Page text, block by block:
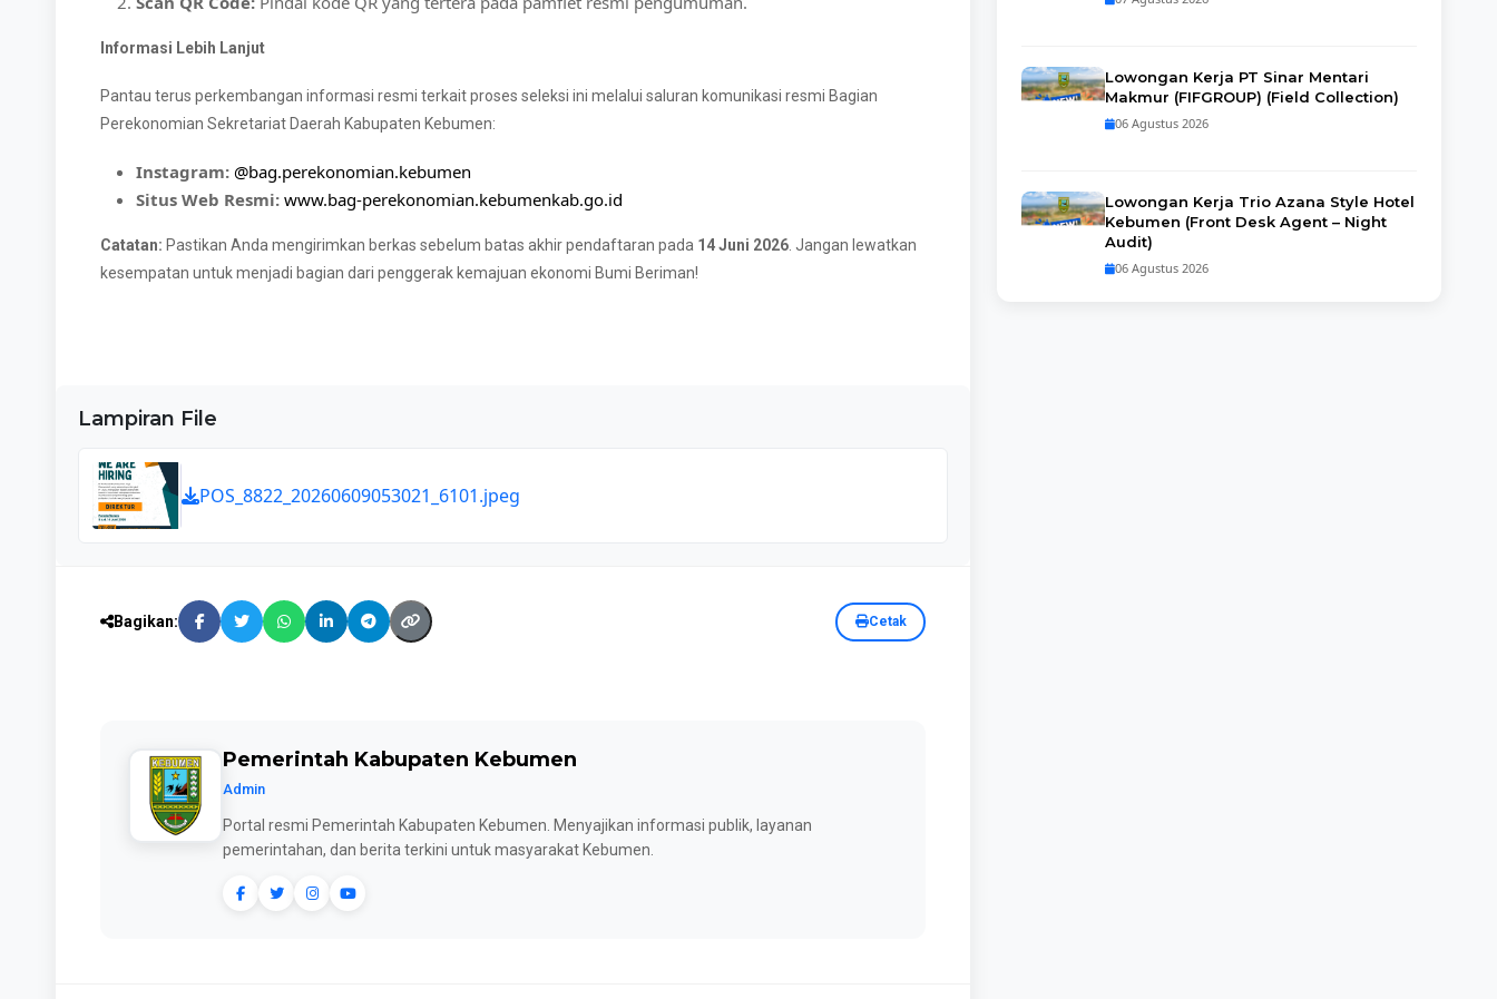
Informasi Lebih Lanjut
Pantau terus perkembangan informasi resmi terkait proses seleksi ini melalui saluran komunikasi resmi Bagian
Perekonomian Sekretariat Daerah Kabupaten Kebumen:
Instagram: @bag.perekonomian.kebumen
Situs Web Resmi: www.bag-perekonomian.kebumenkab.go.id
Catatan: Pastikan Anda mengirimkan berkas sebelum batas akhir pendaftaran pada 14 Juni 2026 . Jangan lewatkan
kesempatan untuk menjadi bagian dari penggerak kemajuan ekonomi Bumi Beriman!
Lampiran File
POS_8822_20260609053021_6101.jpeg
Bagikan: Cetak
Pemerintah Kabupaten Kebumen
Admin
Portal resmi Pemerintah Kabupaten Kebumen. Menyajikan informasi publik, layanan
pemerintahan, dan berita terkini untuk masyarakat Kebumen.
Lowongan Kerja PT Sinar Mentari
Makmur (FIFGROUP) (Field Collection)
06 Agustus 2026
Lowongan Kerja Trio Azana Style Hotel
Kebumen (Front Desk Agent – Night
Audit)
06 Agustus 2026